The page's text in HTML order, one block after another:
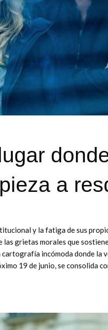
a
y la fatiga de sus
grietas morales que
incómoda donde la
19 de junio, se consolida